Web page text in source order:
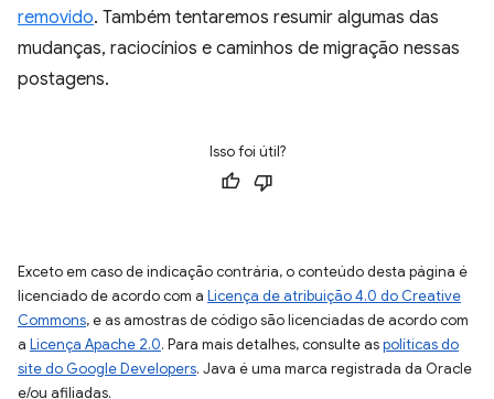
removido. Também tentaremos resumir algumas das
mudanças, raciocínios e caminhos de migração nessas
postagens.
Isso foi útil?
Exceto em caso de indicação contrária, o conteúdo desta página é
licenciado de acordo com a Licença de atribuição 4.0 do Creative
Commons, e as amostras de código são licenciadas de acordo com
a Licença Apache 2.0. Para mais detalhes, consulte aspolíticas do
site do Google Developers. Java é uma marca registrada da Oracle
e/ou afiliadas.